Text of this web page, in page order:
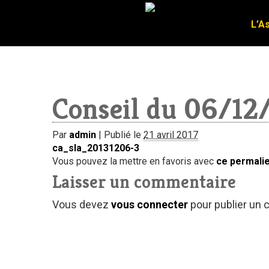
Conseil du 06/
Par admin | Publié le 21 avril 2017
ca_sla_20131206-3
Vous pouvez la mettre en favoris avec ce
Laisser un commentaire
Vous devez vous connecter pour publier un